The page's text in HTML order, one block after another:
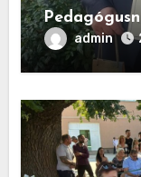
admin